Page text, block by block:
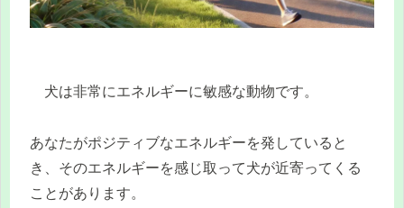
犬は非常にエネルギーに敏感な動物です。
あなたがポジティブなエネルギーを発していると
き、そのエネルギーを感じ取って犬が近寄ってくる
ことがあります。